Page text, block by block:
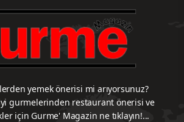
yemek önerisi mi arıyorsunuz?
gurmelerinden restaurant önerisi ve
için Gurme' Magazin ne tıklayın!...